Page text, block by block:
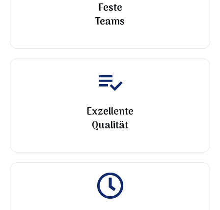
Feste
Teams
Exzellente
Qualität